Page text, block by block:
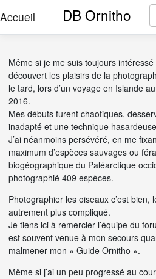
Accueil DB Ornitho
Même si je me suis toujours intéressé
découvert les plaisirs de la
le tard, lors d’un voyage en Islande
2016.
Mes débuts furent chaotiques,
inadapté et une technique
J’ai néanmoins persévéré, en me
maximum d’espèces sauvages ou
biogéographique du Paléarctique
photographié 409 espèces.
Photographier les oiseaux c’est bien,
autrement plus compliqué.
Je tiens ici à remercier l’équipe du
est souvent venue à mon secours
malmener mon « Guide Ornitho ».
Même si j’ai un peu progressé au